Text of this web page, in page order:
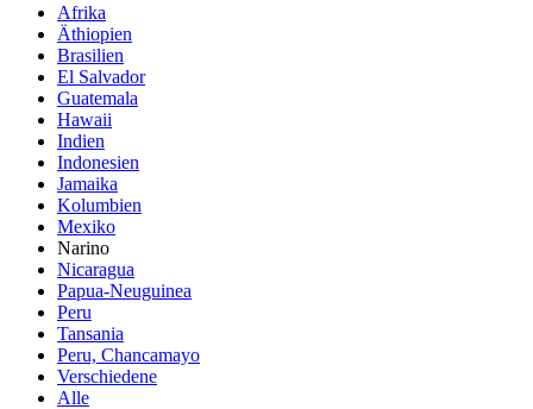
Afrika
Äthiopien
Brasilien
El Salvador
Guatemala
Hawaii
Indien
Indonesien
Jamaika
Kolumbien
Mexiko
Narino
Nicaragua
Papua-Neuguinea
Peru
Tansania
Peru, Chancamayo
Verschiedene
Alle